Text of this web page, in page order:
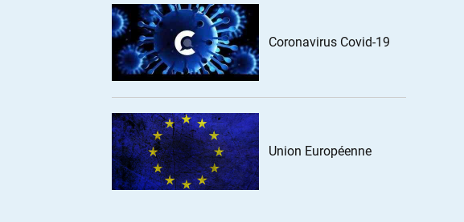
Coronavirus Covid-19
Union Européenne